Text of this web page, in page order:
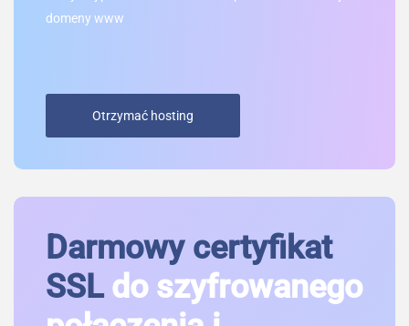
domeny www
Otrzymać hosting
Darmowy certyfikat
SSLdo szyfrowanego